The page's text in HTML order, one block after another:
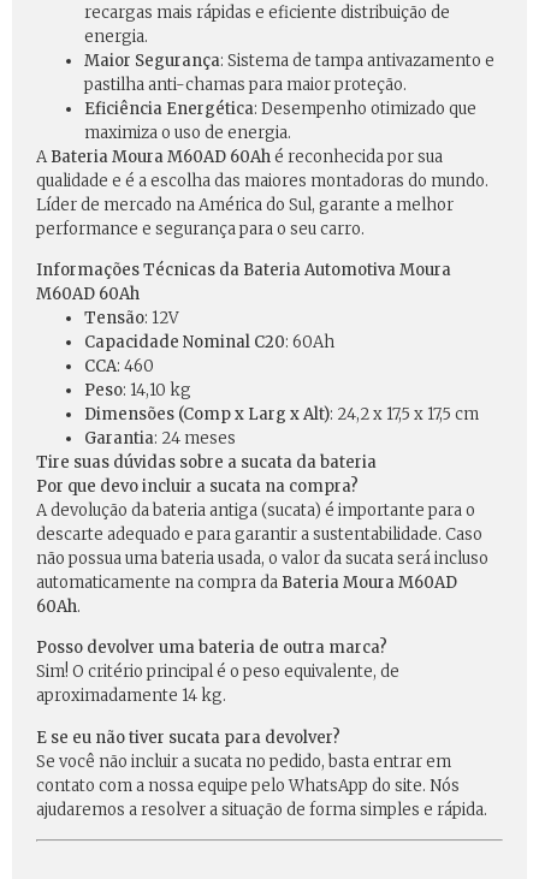
recargas mais rápidas e eficiente distribuição de
energia.
Maior Segurança: Sistema de tampa antivazamento e
pastilha anti-chamas para maior proteção.
Eficiência Energética: Desempenho otimizado que
maximiza o uso de energia.
ABateria Moura M60AD 60Ahé reconhecida por sua
qualidade e é a escolha das maiores montadoras do mundo.
Líder de mercado na América do Sul, garante a melhor
performance e segurança para o seu carro.
Informações Técnicas da Bateria Automotiva Moura
M60AD 60Ah
Tensão: 12V
Capacidade Nominal C20: 60Ah
CCA: 460
Peso: 14,10 kg
Dimensões (Comp x Larg x Alt): 24,2 x 17,5 x 17,5 cm
Garantia: 24 meses
Tire suas dúvidas sobre a sucata da bateria
Por que devo incluir a sucata na compra?
A devolução da bateria antiga (sucata) é importante para o
descarte adequado e para garantir a sustentabilidade. Caso
não possua uma bateria usada, o valor da sucata será incluso
automaticamente na compra da Bateria Moura M60AD
60Ah.
Posso devolver uma bateria de outra marca?
Sim! O critério principal é o peso equivalente, de
aproximadamente 14 kg.
E se eu não tiver sucata para devolver?
Se você não incluir a sucata no pedido, basta entrar em
contato com a nossa equipe pelo WhatsApp do site. Nós
ajudaremos a resolver a situação de forma simples e rápida.